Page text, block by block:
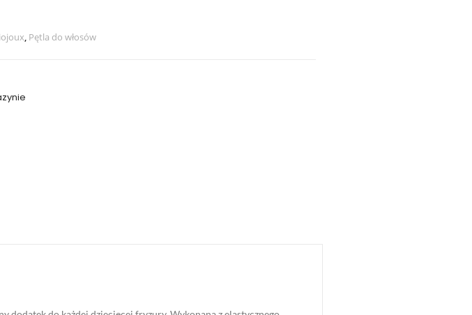
, Pętla do włosów